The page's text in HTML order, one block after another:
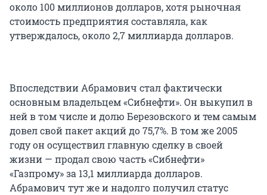
около 100 миллионов долларов, хотя рыночная
стоимость предприятия составляла, как
утверждалось, около 2,7 миллиарда долларов.
Впоследствии Абрамович стал фактически
основным владельцем «Сибнефти». Он выкупил в
ней в том числе и долю Березовского и тем самым
довел свой пакет акций до 75,7%. В том же 2005
году он осуществил главную сделку в своей
жизни — продал свою часть «Сибнефти»
«Газпрому» за 13,1 миллиарда долларов.
Абрамович тут же и надолго получил статус